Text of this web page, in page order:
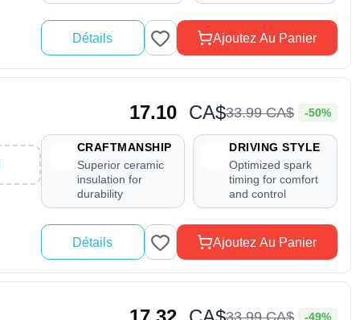
Détails Ajoutez Au Panier
17.10 CA$33.99CA$ -50%
CRAFTMANSHIP
Superior ceramic
insulation for
durability
DRIVING STYLE
Optimized spark
timing for comfort
and control
Détails Ajoutez Au Panier
33.99CA$ -49%